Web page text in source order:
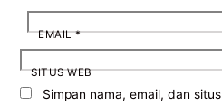
EMAIL*
SITUS WEB
Simpan nama, email, dan